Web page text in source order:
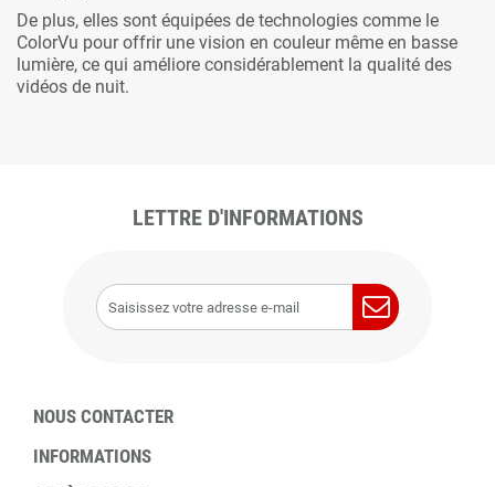
De plus, elles sont équipées de technologies comme le
ColorVu pour offrir une vision en couleur même en basse
lumière, ce qui améliore considérablement la qualité des
vidéos de nuit.
LETTRE D'INFORMATIONS
NOUS CONTACTER
INFORMATIONS